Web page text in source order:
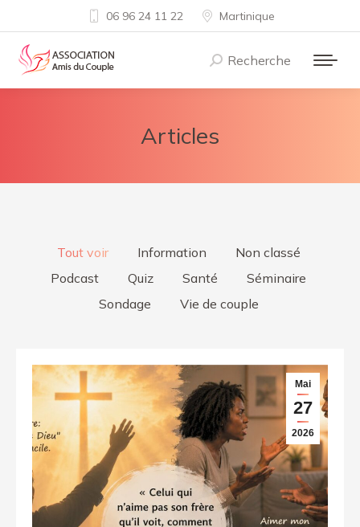
06 96 24 11 22 Martinique
Recherche
:
Recherche
Articles
Tout voir Information
Non classé
Podcast
Quiz Santé
Séminaire
Sondage
Vie de couple
Mai
27
2026